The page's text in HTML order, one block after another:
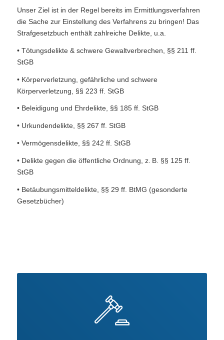
Unser Ziel ist in der Regel bereits im Ermittlungsverfahren
die Sache zur Einstellung des Verfahrens zu bringen! Das
Strafgesetzbuch enthält zahlreiche Delikte, u.a.
• Tötungsdelikte & schwere Gewaltverbrechen, §§ 211 ff.
StGB
• Körperverletzung, gefährliche und schwere
Körperverletzung, §§ 223 ff. StGB
• Beleidigung und Ehrdelikte, §§ 185 ff. StGB
• Urkundendelikte, §§ 267 ff. StGB
• Vermögensdelikte, §§ 242 ff. StGB
• Delikte gegen die öffentliche Ordnung, z. B. §§ 125 ff.
StGB
• Betäubungsmitteldelikte, §§ 29 ff. BtMG (gesonderte
Gesetzbücher)